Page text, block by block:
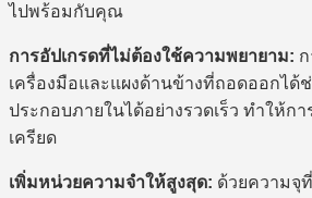
ไปพร้อมกับคุณ
การอัปเกรดที่ไม่ต้องใช้ความพยายาม:
เครื่องมือและแผงด้านข้างที่ถอดออกได้
ประกอบภายในได้อย่างรวดเร็ว ทำให้ก
เครียด
เพิ่มหน่วยความจำให้สูงสุด: ด้วยความจุ